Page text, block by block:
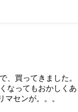
、買ってきました。
なってもおかしくあ
センが。。。